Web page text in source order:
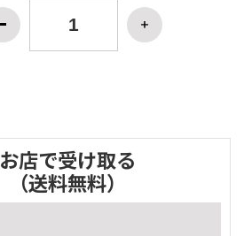
お店で受け取る
（送料無料）